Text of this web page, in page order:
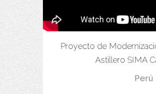
Proyecto de
Astillero SIMA
Perú